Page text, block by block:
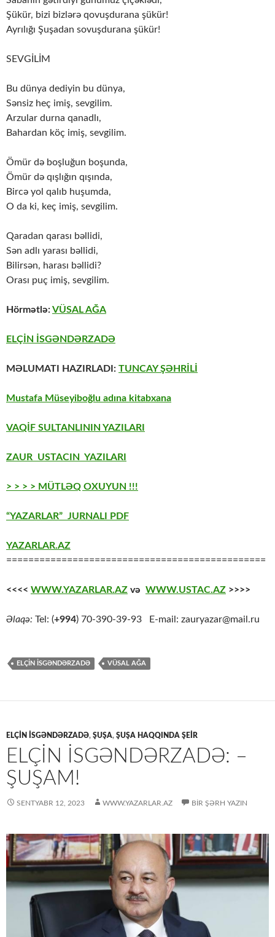
Şükür, bizi bizlərə qovuşdurana şükür!
Ayrılığı Şuşadan sovuşdurana şükür!
SEVGİLİM
Bu dünya dediyin bu dünya,
Sənsiz heç imiş, sevgilim.
Arzular durna qanadlı,
Bahardan köç imiş, sevgilim.
Ömür də boşluğun boşunda,
Ömür də qışlığın qışında,
Bircə yol qalıb huşumda,
O da ki, keç imiş, sevgilim.
Qaradan qarası bəllidi,
Sən adlı yarası bəllidi,
Bilirsən, harası bəllidi?
Orası puç imiş, sevgilim.
Hörmətlə:VÜSAL AĞA
ELÇİN İSGƏNDƏRZADƏ
MƏLUMATI HAZIRLADI: TUNCAY ŞƏHRİLİ
Mustafa Müseyiboğlu adına kitabxana
VAQİF SULTANLININ YAZILARI
ZAUR USTACIN YAZILARI
> > > > MÜTLƏQ OXUYUN !!!
“YAZARLAR” JURNALI PDF
YAZARLAR.AZ
===============================================
<<<< WWW.YAZARLAR.AZ və WWW.USTAC.AZ >>>>
Əlaqə: Tel: (+994) 70-390-39-93 E-mail: zauryazar@mail.ru
ELÇIN İSGƏNDƏRZADƏ VÜSAL AĞA
ELÇIN İSGƏNDƏRZADƏ, ŞUŞA, ŞUŞA HAQQINDA ŞEİR
ELÇIN İSGƏNDƏRZADƏ: –
ŞUŞAM!
SENTYABR 12, 2023 WWW.YAZARLAR.AZ BIR ŞƏRH YAZIN